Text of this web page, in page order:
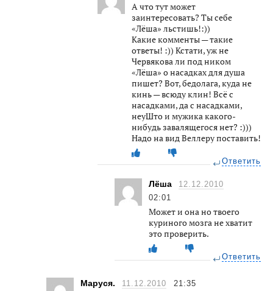
А что тут может
заинтересовать? Ты себе
«Лёша» льстишь!:))
Какие комменты — такие
ответы! :)) Кстати, уж не
Червякова ли под ником
«Лёша» о насадках для душа
пишет? Вот, бедолага, куда не
кинь — всюду клин! Всё с
насадками, да с насадками,
неуШто и мужика какого-
нибудь завалящегося нет? :)))
Надо на вид Веллеру поставить!
Ответить
Лёша
12.12.2010
02:01
Может и она но твоего
куриного мозга не хватит
это проверить.
Ответить
Маруся. 11.12.2010 21:35